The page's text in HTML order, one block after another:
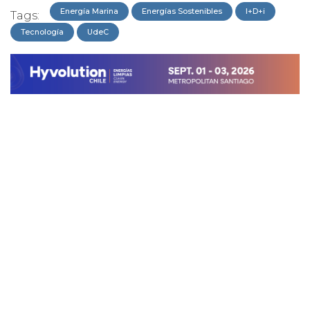
Tags: Energía Marina Energías Sostenibles I+D+i
Tecnología UdeC